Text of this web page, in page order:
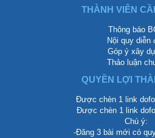
THÀNH VIÊN
Thông báo
Nội quy diễn
Góp ý xây
Thảo luận
QUYỀN LỢI
Được chèn 1 link
Được chèn 1 link
Chú ý:
-Đăng 3 bài mới có